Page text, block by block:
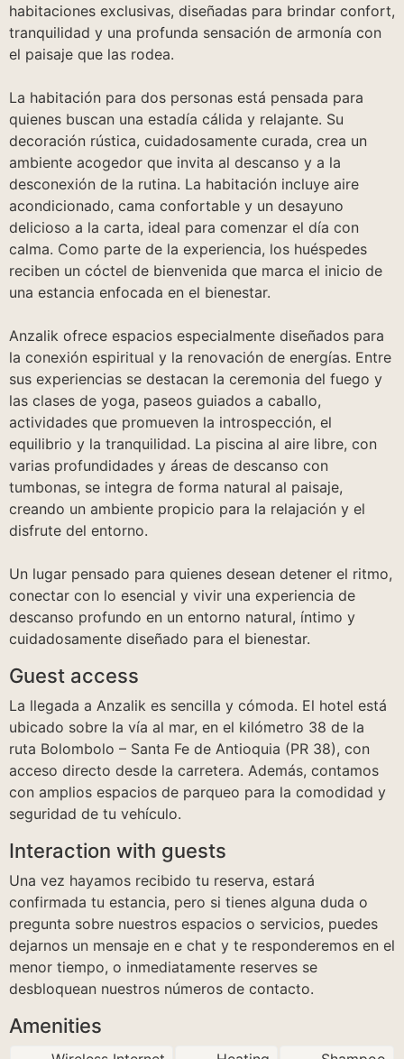
habitaciones exclusivas, diseñadas para brindar confort,
tranquilidad y una profunda sensación de armonía con
el paisaje que las rodea.
La habitación para dos personas está pensada para
quienes buscan una estadía cálida y relajante. Su
decoración rústica, cuidadosamente curada, crea un
ambiente acogedor que invita al descanso y a la
desconexión de la rutina. La habitación incluye aire
acondicionado, cama confortable y un desayuno
delicioso a la carta, ideal para comenzar el día con
calma. Como parte de la experiencia, los huéspedes
reciben un cóctel de bienvenida que marca el inicio de
una estancia enfocada en el bienestar.
Anzalik ofrece espacios especialmente diseñados para
la conexión espiritual y la renovación de energías. Entre
sus experiencias se destacan la ceremonia del fuego y
las clases de yoga, paseos guiados a caballo,
actividades que promueven la introspección, el
equilibrio y la tranquilidad. La piscina al aire libre, con
varias profundidades y áreas de descanso con
tumbonas, se integra de forma natural al paisaje,
creando un ambiente propicio para la relajación y el
disfrute del entorno.
Un lugar pensado para quienes desean detener el ritmo,
conectar con lo esencial y vivir una experiencia de
descanso profundo en un entorno natural, íntimo y
cuidadosamente diseñado para el bienestar.
Guest access
La llegada a Anzalik es sencilla y cómoda. El hotel está
ubicado sobre la vía al mar, en el kilómetro 38 de la
ruta Bolombolo – Santa Fe de Antioquia (PR 38), con
acceso directo desde la carretera. Además, contamos
con amplios espacios de parqueo para la comodidad y
seguridad de tu vehículo.
Interaction with guests
Una vez hayamos recibido tu reserva, estará
confirmada tu estancia, pero si tienes alguna duda o
pregunta sobre nuestros espacios o servicios, puedes
dejarnos un mensaje en e chat y te responderemos en el
menor tiempo, o inmediatamente reserves se
desbloquean nuestros números de contacto.
Amenities